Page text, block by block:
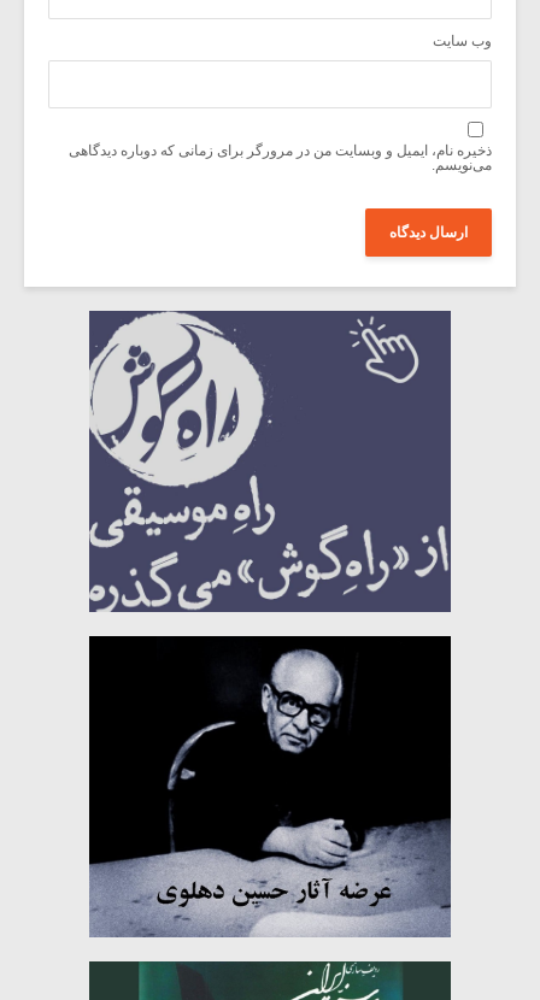
وب‌ سایت
ذخیره نام، ایمیل و وبسایت من در مرورگر برای زمانی که دوباره دیدگاهی
می‌نویسم.